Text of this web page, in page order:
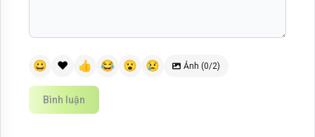
😀 ❤️ 👍 😂 😮 😢 Ảnh (0/2)
Bình luận